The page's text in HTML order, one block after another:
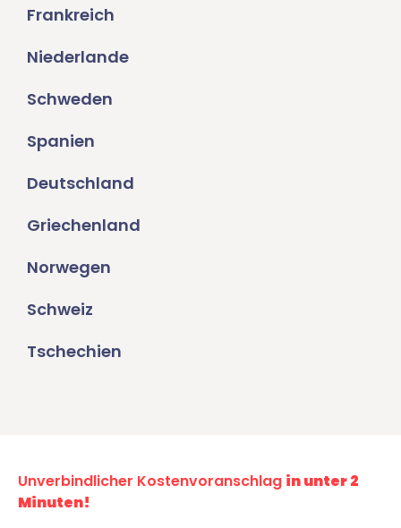
Frankreich
Niederlande
Schweden
Spanien
Deutschland
Griechenland
Norwegen
Schweiz
Tschechien
Unverbindlicher Kostenvoranschlag in unter 2
Minuten!